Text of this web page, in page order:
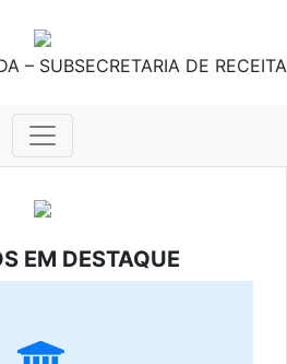
– SUBSECRETARIA DE RECEITA
EM DESTAQUE